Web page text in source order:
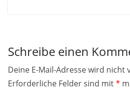
Schreibe einen
Deine E-Mail-Adresse wird nicht
Erforderliche Felder sind mit*